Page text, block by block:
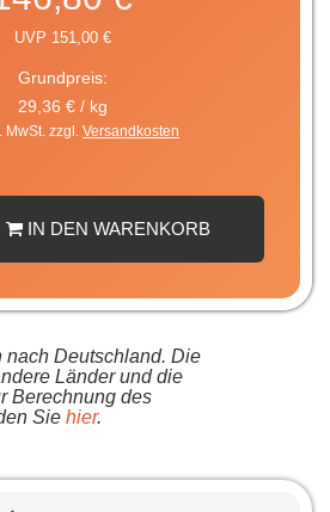
UVP 151,00 €
Grundpreis:
29,36 € / kg
MwSt. zzgl. Versandkosten
IN DEN WARENKORB
nach Deutschland. Die
Länder und die
Berechnung des
Sie hier.